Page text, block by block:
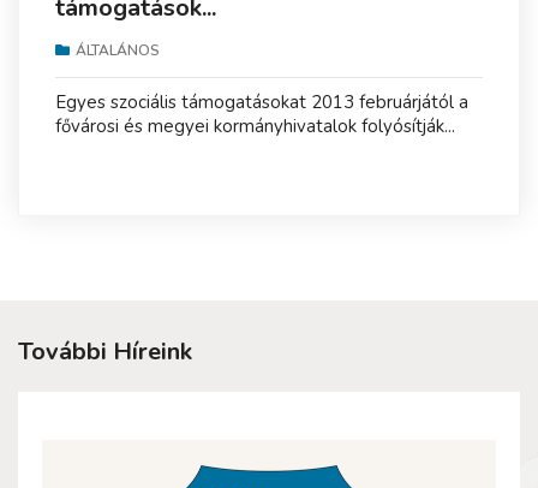
támogatások...
ÁLTALÁNOS
Egyes szociális támogatásokat 2013 februárjától a
fővárosi és megyei kormányhivatalok folyósítják...
További Híreink